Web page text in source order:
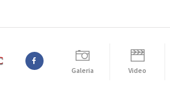
Galeria Video